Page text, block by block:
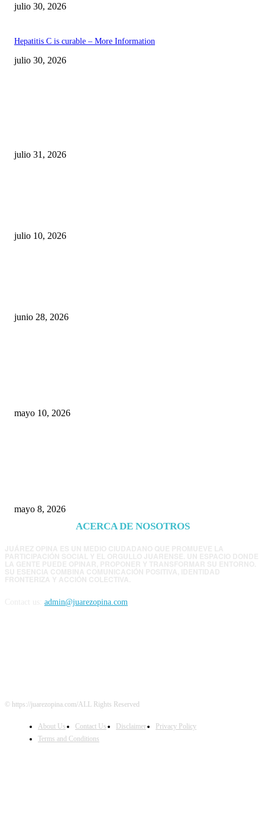
julio 30, 2026
Hepatitis C is curable – More Information
julio 30, 2026
julio 31, 2026
julio 10, 2026
junio 28, 2026
mayo 10, 2026
mayo 8, 2026
ACERCA DE NOSOTROS
admin@juarezopina.com
© https://juarezopina.com/ALL Rights Reserved
About Us Contact Us Disclaimer
Privacy Policy
Terms and Conditions